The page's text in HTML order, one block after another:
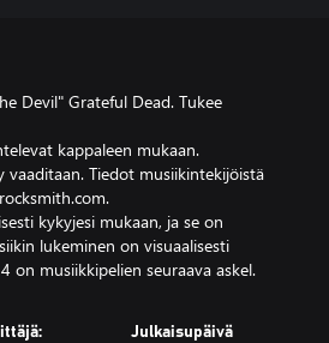
Devil" Grateful Dead. Tukee
kappaleen mukaan.
Tiedot musiikintekijöistä
kykyjesi mukaan, ja se on
lukeminen on visuaalisesti
on musiikkipelien seuraava askel.
Julkaisupäivä